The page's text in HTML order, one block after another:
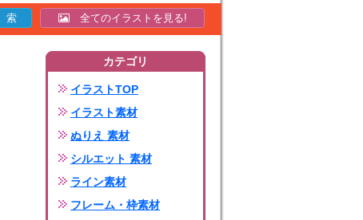
全てのイラストを見る!
カテゴリ
イラストTOP
イラスト素材
ぬりえ 素材
シルエット 素材
ライン素材
フレーム・枠素材